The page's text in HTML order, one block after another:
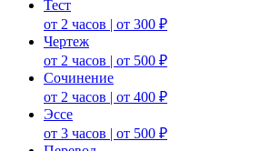
Тест
от 2 часов | от 300 ₽
Чертеж
от 2 часов | от 500 ₽
Сочинение
от 2 часов | от 400 ₽
Эссе
от 3 часов | от 500 ₽